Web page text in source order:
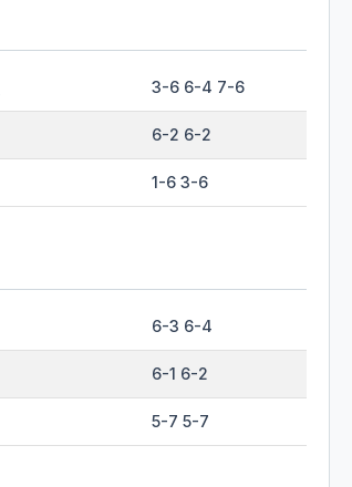
3-6 6-4 7-6
6-2 6-2
1-6 3-6
6-3 6-4
6-1 6-2
5-7 5-7